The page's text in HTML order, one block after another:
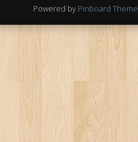
Powered by Pinboard Theme